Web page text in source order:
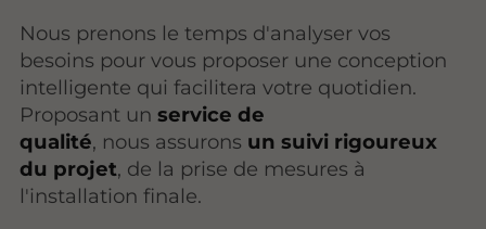
Nous prenons le temps d'analyser vos
besoins pour vous proposer une conception
intelligente qui facilitera votre quotidien.
Proposant unservice de
qualité, nous assurons un suivi rigoureux
du projet, de la prise de mesures à
l'installation finale.